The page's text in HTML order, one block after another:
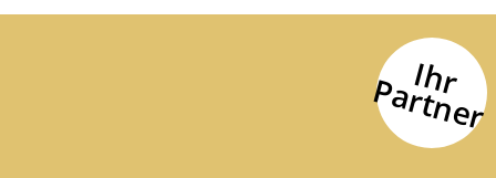
I
h
r
P
a
r
t
n
e
r